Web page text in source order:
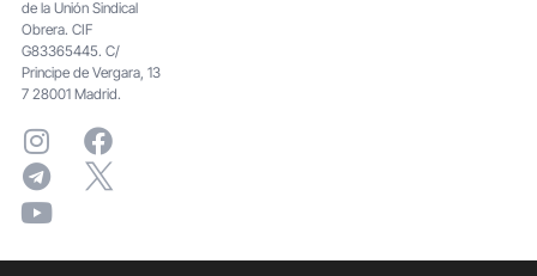
de la Unión Sindical
Obrera. CIF
G83365445. C/
Principe de Vergara, 13
7 28001 Madrid.